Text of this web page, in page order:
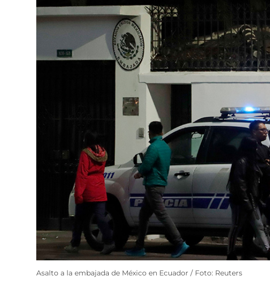
Asalto a la embajada de México en Ecuador / Foto: Reuters